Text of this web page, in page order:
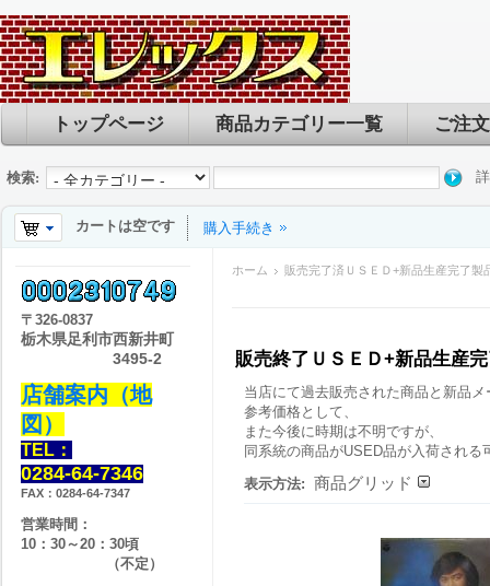
トップページ 商品カテゴリー一覧 ご注
検索:
カートは空です 購入手続き
ホーム 販売完了済ＵＳＥＤ+新品生産完了製
販売終了ＵＳＥＤ+新品生産
当店にて過去販売された商品と新品
参考価格として、
また今後に時期は不明ですが、
同系統の商品がUSED品が入荷される
表示方法: 商品グリッド
〒 326-0837
栃木県足利市西新井町
3495-2
店舗案内（地
図）
TEL：
0284-64-7346
FAX：0284-64-7347
営業時間：
10：30～20：30頃
（不定）